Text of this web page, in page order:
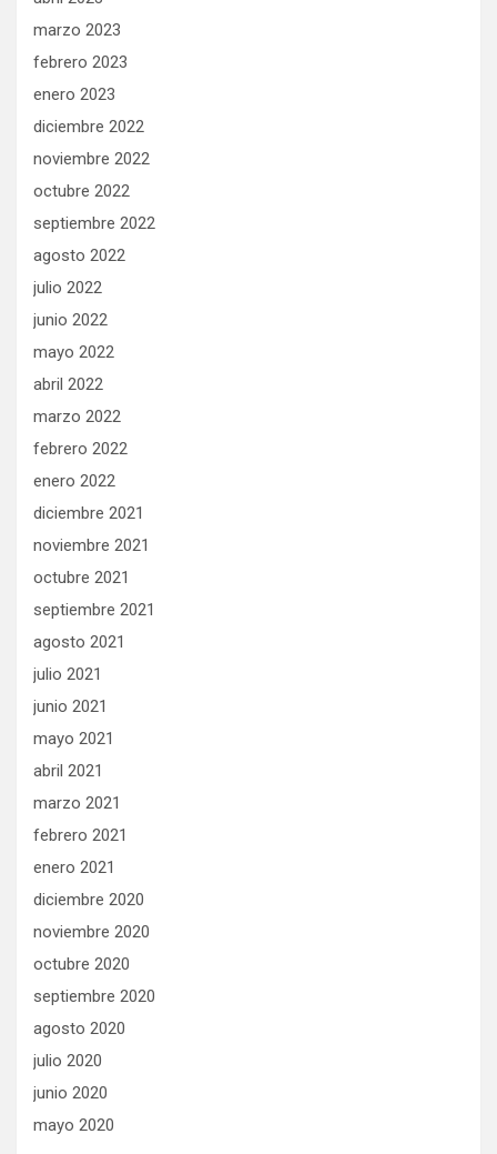
marzo 2023
febrero 2023
enero 2023
diciembre 2022
noviembre 2022
octubre 2022
septiembre 2022
agosto 2022
julio 2022
junio 2022
mayo 2022
abril 2022
marzo 2022
febrero 2022
enero 2022
diciembre 2021
noviembre 2021
octubre 2021
septiembre 2021
agosto 2021
julio 2021
junio 2021
mayo 2021
abril 2021
marzo 2021
febrero 2021
enero 2021
diciembre 2020
noviembre 2020
octubre 2020
septiembre 2020
agosto 2020
julio 2020
junio 2020
mayo 2020